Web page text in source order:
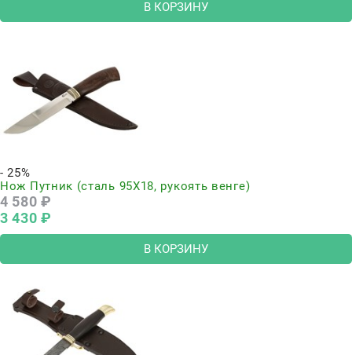
В КОРЗИНУ
- 25%
Нож Путник (сталь 95Х18, рукоять венге)
4 580 ₽
3 430 ₽
В КОРЗИНУ